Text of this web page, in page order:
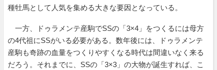
種牡馬として人気を集める大きな要因となっている。
一方、ドゥラメンテ産駒でSSの「3×4」をつくるには母方
の4代祖にSSがいる必要がある。数年後には、ドゥラメンテ
産駒も奇跡の血量をつくりやすくなる時代は間違いなく来る
だろう。それまでに、SSの「3×3」の大物が誕生すれば、こ